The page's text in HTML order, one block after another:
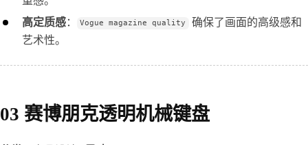
高定质感： Vogue magazine quality
确保了画面的高级感和
艺术性。
03 赛博朋克透明机械键盘